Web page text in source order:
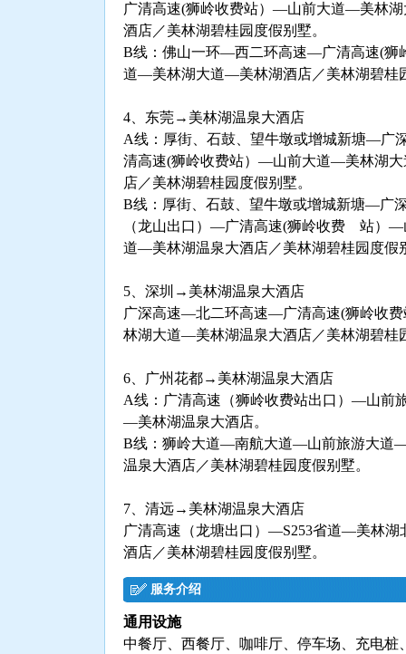
广清高速(狮岭收费站）—山前大道—美林
酒店／美林湖碧桂园度假别墅。
B线：佛山一环—西二环高速—广清高速(狮
道—美林湖大道—美林湖酒店／美林湖碧桂
4、东莞→美林湖温泉大酒店
A线：厚街、石鼓、望牛墩或增城新塘—
清高速(狮岭收费站）—山前大道—美林湖
店／美林湖碧桂园度假别墅。
B线：厚街、石鼓、望牛墩或增城新塘—广
（龙山出口）—广清高速(狮岭收费 站）
道—美林湖温泉大酒店／美林湖碧桂园度假
5、深圳→美林湖温泉大酒店
广深高速—北二环高速—广清高速(狮岭收
林湖大道—美林湖温泉大酒店／美林湖碧桂
6、广州花都→美林湖温泉大酒店
A线：广清高速（狮岭收费站出口）—山前
—美林湖温泉大酒店。
B线：狮岭大道—南航大道—山前旅游大道
温泉大酒店／美林湖碧桂园度假别墅。
7、清远→美林湖温泉大酒店
广清高速（龙塘出口）—S253省道—美林
酒店／美林湖碧桂园度假别墅。
服务介绍
通用设施
中餐厅、西餐厅、咖啡厅、停车场、充电桩